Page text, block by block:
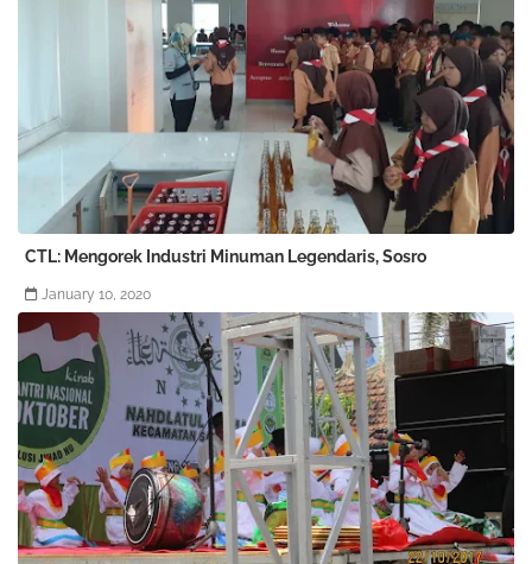
CTL: Mengorek Industri Minuman Legendaris, Sosro
January 10, 2020